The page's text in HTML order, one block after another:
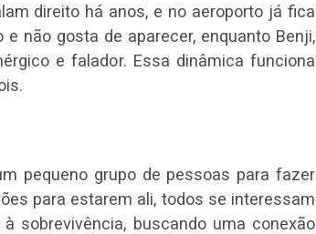
direito há anos, e no aeroporto já fica
não gosta de aparecer, enquanto Benji,
e falador. Essa dinâmica funciona
pequeno grupo de pessoas para fazer
para estarem ali, todos se interessam
sobrevivência, buscando uma conexão